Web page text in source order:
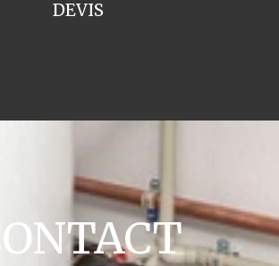
DEVIS
CONTACT